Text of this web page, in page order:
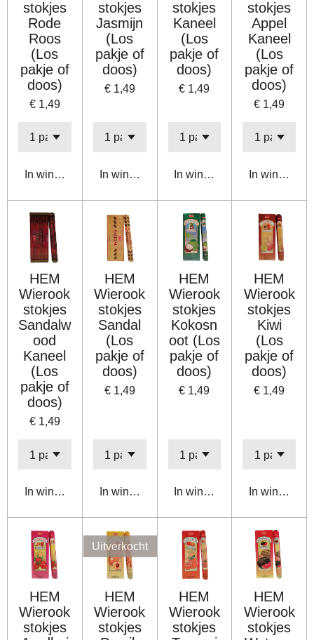
stokjes
Rode
Roos
(Los
pakje of
doos)
€ 1,49
In winkelwagen
stokjes
Jasmijn
(Los
pakje of
doos)
€ 1,49
In winkelwagen
stokjes
Kaneel
(Los
pakje of
doos)
€ 1,49
In winkelwagen
stokjes
Appel
Kaneel
(Los
pakje of
doos)
€ 1,49
In
HEM
Wierook
stokjes
Sandalw
ood
Kaneel
(Los
pakje of
doos)
€ 1,49
In winkelwagen
HEM
Wierook
stokjes
Sandal
(Los
pakje of
doos)
€ 1,49
In winkelwagen
HEM
Wierook
stokjes
Kokosn
oot (Los
pakje of
doos)
€ 1,49
In winkelwagen
HEM
Wierook
stokjes
Kiwi
(Los
pakje of
doos)
€ 1,49
In
HEM
Wierook
stokjes
Uitverkocht
HEM
Wierook
stokjes
HEM
Wierook
stokjes
HEM
Wierook
stokjes